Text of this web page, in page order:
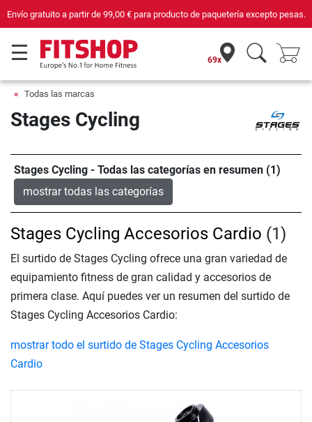
Envío gratuito a partir de 99,00 €para producto de paquetería excepto pesas.
69x
Todas las marcas
Stages Cycling
Stages Cycling - Todas las categorías en resumen (1)
mostrar todas las categorías
Stages Cycling Accesorios Cardio (1)
El surtido de Stages Cycling ofrece una gran variedad de
equipamiento fitness de gran calidad y accesorios de
primera clase. Aquí puedes ver un resumen del surtido de
Stages Cycling Accesorios Cardio:
mostrar todo el surtido de Stages Cycling Accesorios
Cardio